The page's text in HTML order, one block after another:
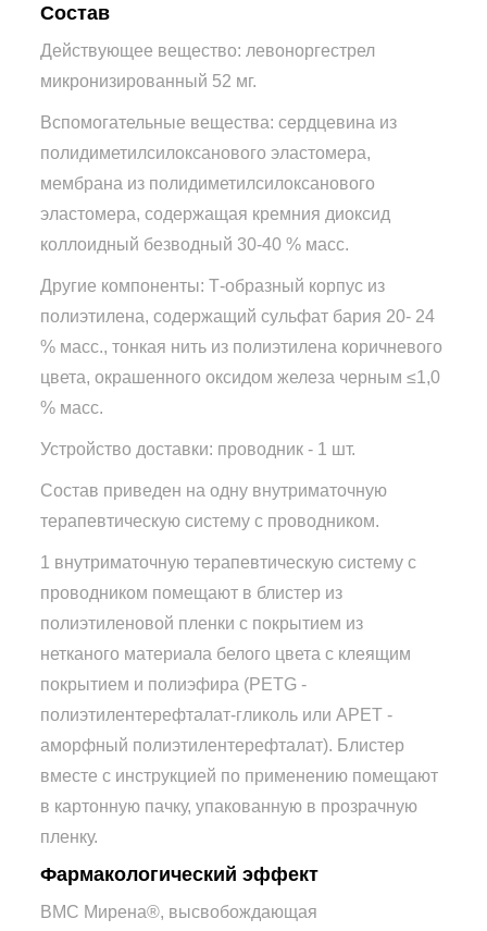
Состав
Действующее вещество: левоноргестрел
микронизированный 52 мг.
Вспомогательные вещества: сердцевина из
полидиметилсилоксанового эластомера,
мембрана из полидиметилсилоксанового
эластомера, содержащая кремния диоксид
коллоидный безводный 30-40 % масс.
Другие компоненты: Т-образный корпус из
полиэтилена, содержащий сульфат бария 20- 24
% масс., тонкая нить из полиэтилена коричневого
цвета, окрашенного оксидом железа черным ≤1,0
% масс.
Устройство доставки: проводник - 1 шт.
Состав приведен на одну внутриматочную
терапевтическую систему с проводником.
1 внутриматочную терапевтическую систему с
проводником помещают в блистер из
полиэтиленовой пленки с покрытием из
нетканого материала белого цвета с клеящим
покрытием и полиэфира (PETG -
полиэтилентерефталат-гликоль или АРЕТ -
аморфный полиэтилентерефталат). Блистер
вместе с инструкцией по применению помещают
в картонную пачку, упакованную в прозрачную
пленку.
Фармакологический эффект
ВМС Мирена®, высвобождающая